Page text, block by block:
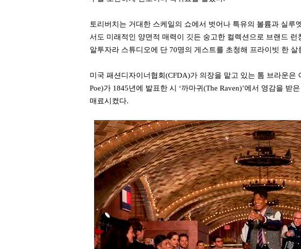
토리버치는 거대한 스케일의 쇼에서 벗어나 특유의 볼륨과 실루
서도 미래적인 양면적 매력이 깃든 숭고한 컬렉션으로 브랜드
알투자라 스튜디오에 단 70명의 게스트를 초청해 프라이빗 한
미국 패션디자이너협회(CFDA)가 의장을 맡고 있는 톰 브라운은
Poe)가 1845년에 발표한 시 ‘까마귀(The Raven)’에서 영감을 받
매료시켰다.